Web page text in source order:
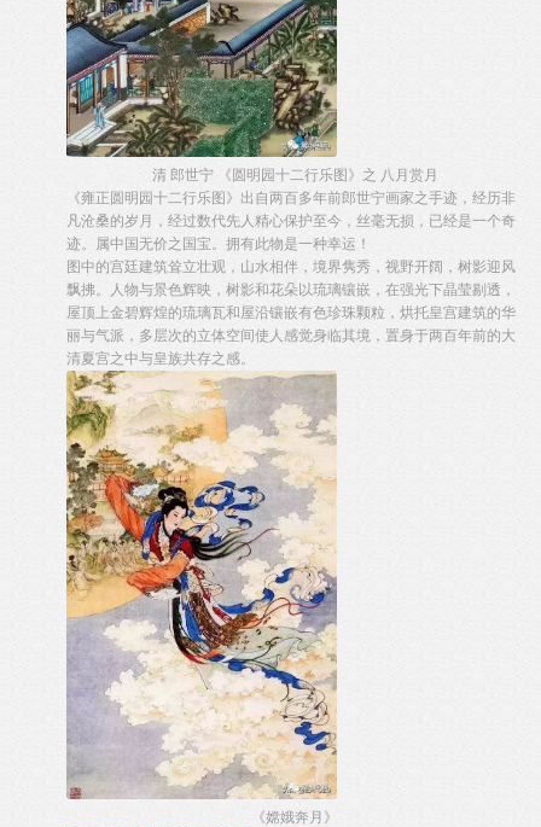
清 郎世宁 《圆明园十二行乐图》之 八月赏月
《雍正圆明园十二行乐图》出自两百多年前郎世宁画家之手迹，经历非
凡沧桑的岁月，经过数代先人精心保护至今，丝毫无损，已经是一个奇
迹。属中国无价之国宝。拥有此物是一种幸运！
图中的宫廷建筑耸立壮观，山水相伴，境界隽秀，视野开阔，树影迎风
飘拂。人物与景色辉映，树影和花朵以琉璃镶嵌，在强光下晶莹剔透，
屋顶上金碧辉煌的琉璃瓦和屋沿镶嵌有色珍珠颗粒，烘托皇宫建筑的华
丽与气派，多层次的立体空间使人感觉身临其境，置身于两百年前的大
清夏宫之中与皇族共存之感。
《嫦娥奔月》